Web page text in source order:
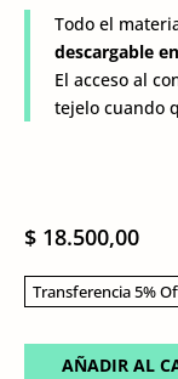
Todo el
descargable
El acceso al
tejelo cuando
$ 18.500,00
Transferencia 5%
AÑADIR AL